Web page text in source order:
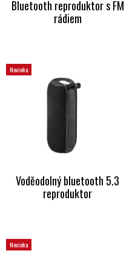
Bluetooth reproduktor s FM
rádiem
Novinka
Voděodolný bluetooth 5.3
reproduktor
Novinka